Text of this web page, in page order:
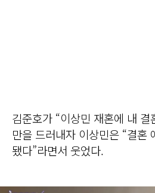
김준호가 “이상민 재혼에 내
만을 드러내자 이상민은 “결혼
됐다”라면서 웃었다.